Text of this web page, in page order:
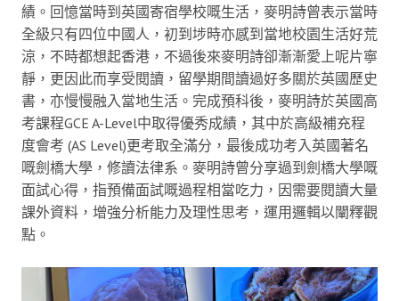
績。回憶當時到英國寄宿學校嘅生活，麥明詩曾表示當時
全級只有四位中國人，初到埗時亦感到當地校園生活好荒
涼，不時都想起香港，不過後來麥明詩卻漸漸愛上呢片寧
靜，更因此而享受閱讀，留學期間讀過好多關於英國歷史
書，亦慢慢融入當地生活。完成預科後，麥明詩於英國高
考課程GCE A-Level中取得優秀成績，其中於高級補充程
度會考 (AS Level)更考取全滿分，最後成功考入英國著名
嘅劍橋大學，修讀法律系。麥明詩曾分享過到劍橋大學嘅
面試心得，指預備面試嘅過程相當吃力，因需要閱讀大量
課外資料，增強分析能力及理性思考，運用邏輯以闡釋觀
點。